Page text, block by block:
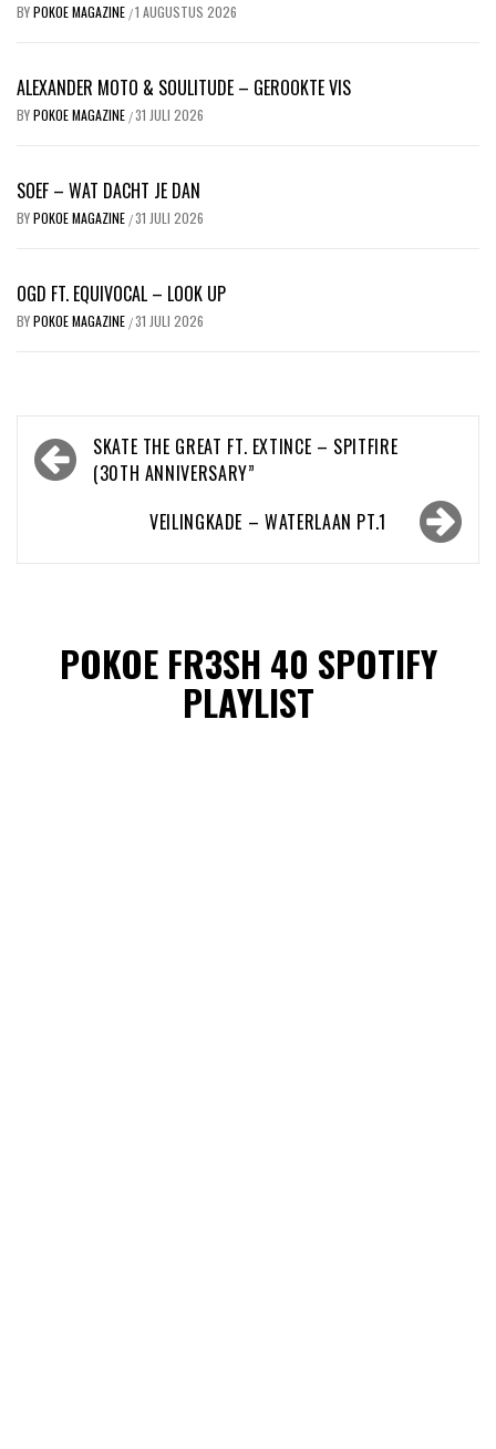
BYPOKOE MAGAZINE /1 AUGUSTUS 2026
ALEXANDER MOTO & SOULITUDE – GEROOKTE VIS
BYPOKOE MAGAZINE /31 JULI 2026
SOEF – WAT DACHT JE DAN
BYPOKOE MAGAZINE /31 JULI 2026
OGD FT. EQUIVOCAL – LOOK UP
BYPOKOE MAGAZINE /31 JULI 2026
Bericht
navigatie
SKATE THE GREAT FT. EXTINCE – SPITFIRE
(30TH ANNIVERSARY”
VEILINGKADE – WATERLAAN PT.1
POKOE FR3SH 40 SPOTIFY
PLAYLIST